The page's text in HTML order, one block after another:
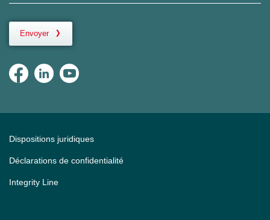
Envoyer
Dispositions juridiques
Déclarations de confidentialité
Integrity Line